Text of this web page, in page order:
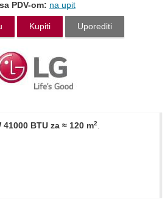
PDV-om: na upit
Kupiti Uporediti
41000 BTU za ≈ 120 m2.